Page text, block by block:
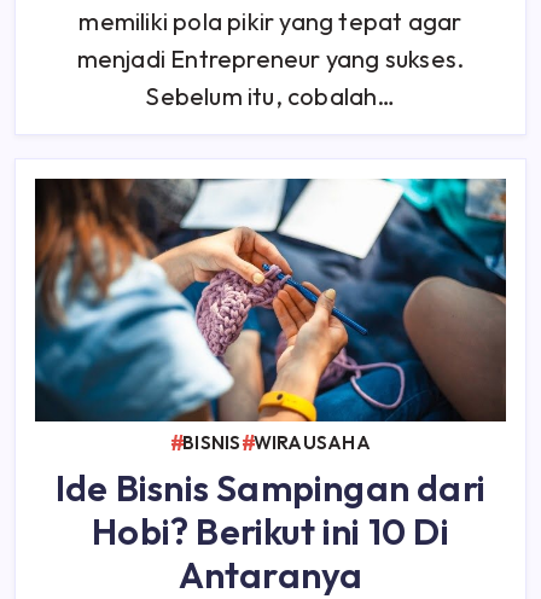
memiliki pola pikir yang tepat agar
menjadi Entrepreneur yang sukses.
Sebelum itu, cobalah…
BISNIS WIRAUSAHA
Ide Bisnis Sampingan dari
Hobi? Berikut ini 10 Di
Antaranya